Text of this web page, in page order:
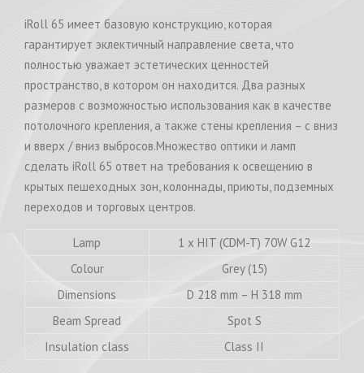
iRoll 65 имеет базовую конструкцию, которая
гарантирует эклектичный направление света, что
полностью уважает эстетических ценностей
пространство, в котором он находится. Два разных
размеров с возможностью использования как в качестве
потолочного крепления, а также стены крепления – с вниз
и вверх / вниз выбросов.Множество оптики и ламп
сделать iRoll 65 ответ на требования к освещению в
крытых пешеходных зон, колоннады, приюты, подземных
переходов и торговых центров.
Lamp
1 x HIT (CDM-T) 70W G12
Colour
Grey (15)
Dimensions
D 218 mm – H 318 mm
Beam Spread
Spot S
Insulation class
Class II